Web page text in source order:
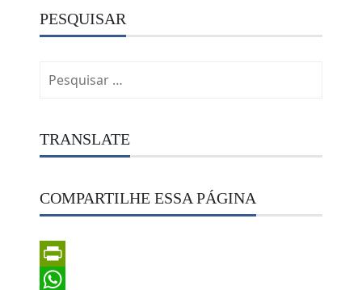
PESQUISAR
por:
TRANSLATE
COMPARTILHE ESSA PÁGINA
PrintFriendly